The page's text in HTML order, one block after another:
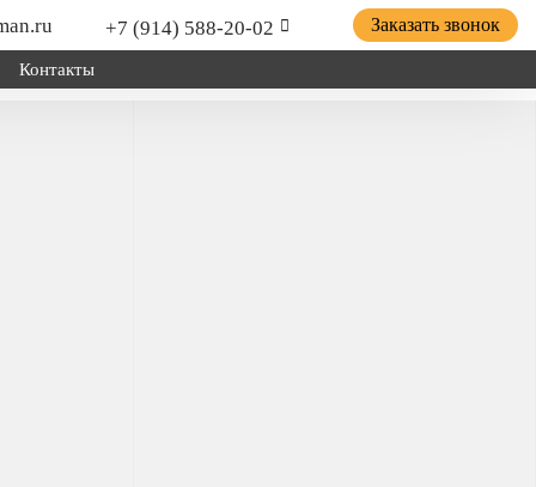
+7 (914) 588-20-02 Заказать звонок
Контакты
техники грузов и оборудования; для установки